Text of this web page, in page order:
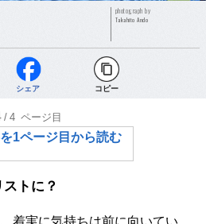
photograph by
Takahito Ando
シェア コピー
/4 ページ目
1ページ目から読む
トに？